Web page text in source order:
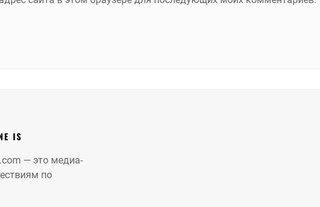
IS
— это медиа-
по